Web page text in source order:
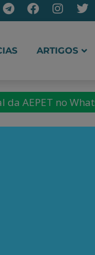
ARTIGOS
AEPET no
BA)